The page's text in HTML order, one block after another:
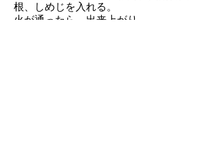
根、しめじを入れる。
火が通ったら、出来上がり。